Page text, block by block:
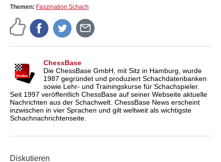
Themen: Faszination Schach
ChessBase
Die ChessBase GmbH, mit Sitz in Hamburg, wurde
1987 gegründet und produziert Schachdatenbanken
sowie Lehr- und Trainingskurse für Schachspieler.
Seit 1997 veröffentlich ChessBase auf seiner Webseite aktuelle
Nachrichten aus der Schachwelt. ChessBase News erscheint
inzwischen in vier Sprachen und gilt weltweit als wichtigste
Schachnachrichtenseite.
Diskutieren